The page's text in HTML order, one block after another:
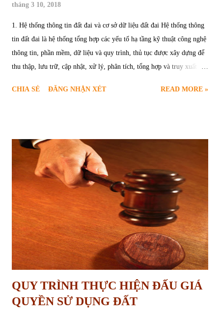
tháng 3 10, 2018
1. Hệ thống thông tin đất đai và cơ sở dữ liệu đất đai Hệ thống thông
tin đất đai là hệ thống tổng hợp các yếu tố hạ tầng kỹ thuật công nghệ
thông tin, phần mềm, dữ liệu và quy trình, thủ tục được xây dựng để
thu thập, lưu trữ, cập nhật, xử lý, phân tích, tổng hợp và truy xuất
2013 hệ thống thông tin đất đai bao gồm các thành phần cơ bản sau: -
đai được sắp xếp, tổ chức để truy cập, khai thác, quản lý và cập nhật
thông qua phương tiện điện tử. Theo quy định tại khoản 2 Điều 121
Luật Đất đai 2013 cơ sở dữ liệu đất đai quốc gia bao gồm các thành
phần: - Cơ sở dữ liệu về văn bản quy phạm pháp luật về đất đai; - Cơ
sở dữ liệu địa chính; - Cơ sở dữ liệu điều tra cơ bản về đất đai; ...
CHIA SẺ ĐĂNG NHẬN XÉT READ MORE »
QUY TRÌNH THỰC HIỆN ĐẤU GIÁ
QUYỀN SỬ DỤNG ĐẤT